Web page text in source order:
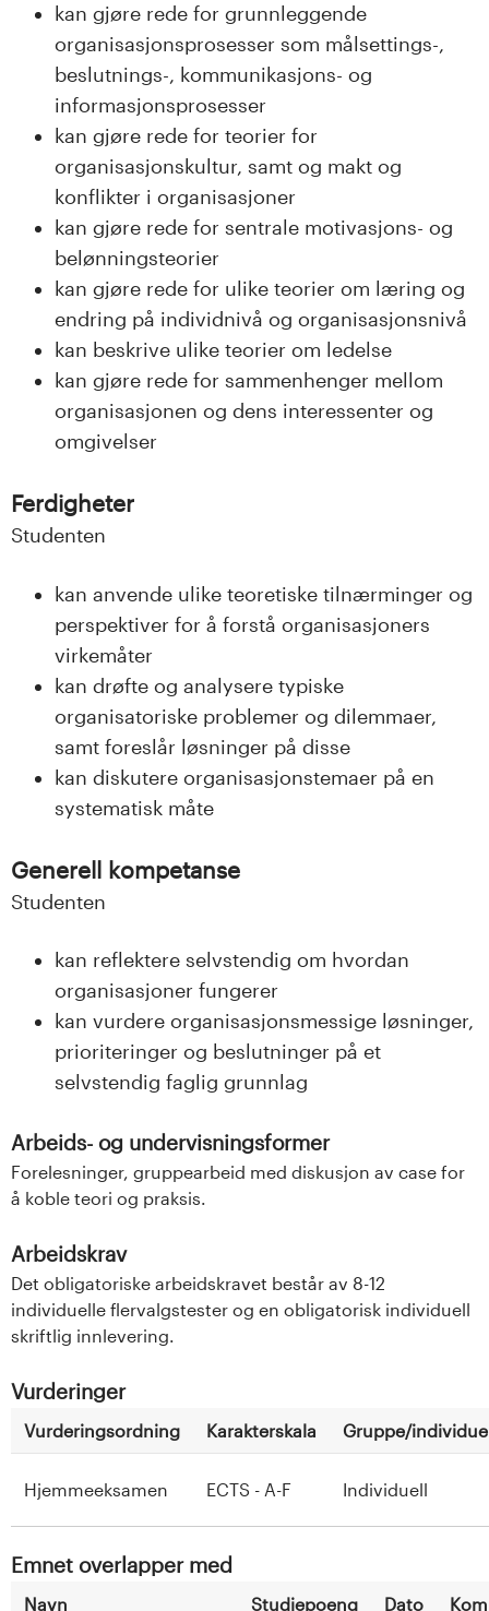
kan gjøre rede for grunnleggende
organisasjonsprosesser som målsettings-,
beslutnings-, kommunikasjons- og
informasjonsprosesser
kan gjøre rede for teorier for
organisasjonskultur, samt og makt og
konflikter i organisasjoner
kan gjøre rede for sentrale motivasjons- og
belønningsteorier
kan gjøre rede for ulike teorier om læring og
endring på individnivå og organisasjonsnivå
kan beskrive ulike teorier om ledelse
kan gjøre rede for sammenhenger mellom
organisasjonen og dens interessenter og
omgivelser
Ferdigheter
Studenten
kan anvende ulike teoretiske tilnærminger og
perspektiver for å forstå organisasjoners
virkemåter
kan drøfte og analysere typiske
organisatoriske problemer og dilemmaer,
samt foreslår løsninger på disse
kan diskutere organisasjonstemaer på en
systematisk måte
Generell kompetanse
Studenten
kan reflektere selvstendig om hvordan
organisasjoner fungerer
kan vurdere organisasjonsmessige løsninger,
prioriteringer og beslutninger på et
selvstendig faglig grunnlag
Arbeids- og undervisningsformer
Forelesninger, gruppearbeid med diskusjon av case for
å koble teori og praksis.
Arbeidskrav
Det obligatoriske arbeidskravet består av 8-12
individuelle flervalgstester og en obligatorisk individuell
skriftlig innlevering.
Vurderinger
Vurderingsordning Karakterskala Gruppe/
Hjemmeeksamen ECTS - A-F Individuell
Emnet overlapper med
Navn Studiepoeng Dato